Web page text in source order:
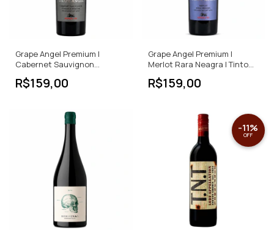
Grape Angel Premium |
Cabernet Sauvignon
Feteasca Neagra | Tinto
Seco | 750ml
R$159,00
Grape Angel Premium |
Merlot Rara Neagra | Tinto
Seco | 750ml
R$159,00
-11%
OFF